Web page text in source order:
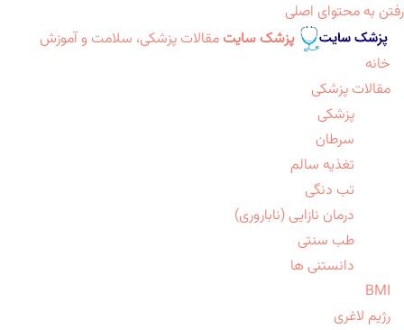
رفتن به محتوای اصلی
پزشک سایت مقالات پزشکی، سلامت و آموزش
خانه
مقالات پزشکی
پزشکی
سرطان
تغذیه سالم
تب دنگی
درمان نازایی (ناباروری)
طب سنتی
دانستنی ها
BMI
رژیم لاغری